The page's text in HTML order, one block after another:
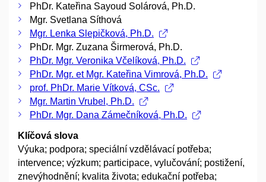
PhDr. Kateřina Sayoud Solárová, Ph.D.
Mgr. Svetlana Síthová
Mgr. Lenka Slepičková, Ph.D.
PhDr. Mgr. Zuzana Širmerová, Ph.D.
PhDr. Mgr. Veronika Včelíková, Ph.D.
PhDr. Mgr. et Mgr. Kateřina Vimrová, Ph.D.
prof. PhDr. Marie Vítková, CSc.
Mgr. Martin Vrubel, Ph.D.
PhDr. Mgr. Dana Zámečníková, Ph.D.
Klíčová slova
Výuka; podpora; speciální vzdělávací potřeba;
intervence; výzkum; participace, vylučování; postižení,
znevýhodnění; kvalita života; edukační potřeba;